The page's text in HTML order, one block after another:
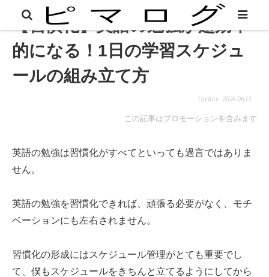
【習慣化】英語の勉強が超効率
的になる！1日の学習スケジュ
ールの組み立て方
2026.06.13
この記事はプロモーションを含みます
英語の勉強は習慣化がすべてといっても過言ではありま
せん。
英語の勉強を習慣化できれば、頑張る必要がなく、モチ
ベーションにも左右されません。
習慣化の形成にはスケジュール管理がとても重要でし
て、僕もスケジュールをきちんと立てるようにしてから